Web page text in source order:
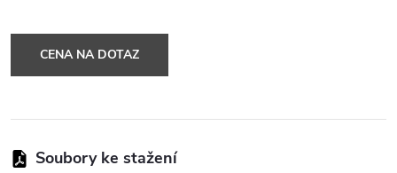
CENA NA DOTAZ